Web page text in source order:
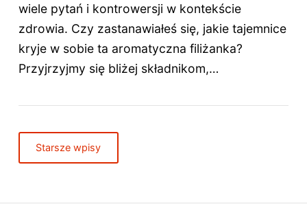
wiele pytań i kontrowersji w kontekście
zdrowia. Czy zastanawiałeś się, jakie tajemnice
kryje w sobie ta aromatyczna filiżanka?
Przyjrzyjmy się bliżej składnikom,…
Starsze wpisy